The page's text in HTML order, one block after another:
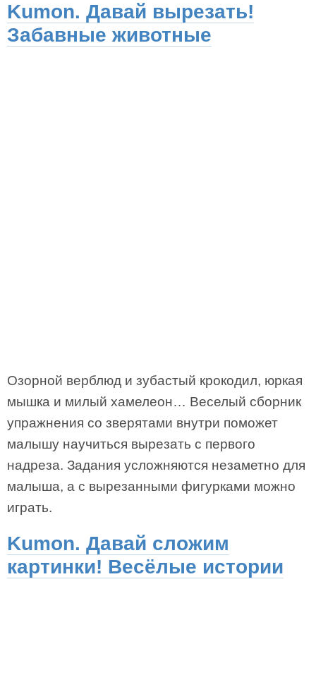
Kumon. Давай вырезать!
Забавные животные
Озорной верблюд и зубастый крокодил, юркая
мышка и милый хамелеон… Веселый сборник
упражнения со зверятами внутри поможет
малышу научиться вырезать с первого
надреза. Задания усложняются незаметно для
малыша, а с вырезанными фигурками можно
играть.
Kumon. Давай сложим
картинки! Весёлые истории